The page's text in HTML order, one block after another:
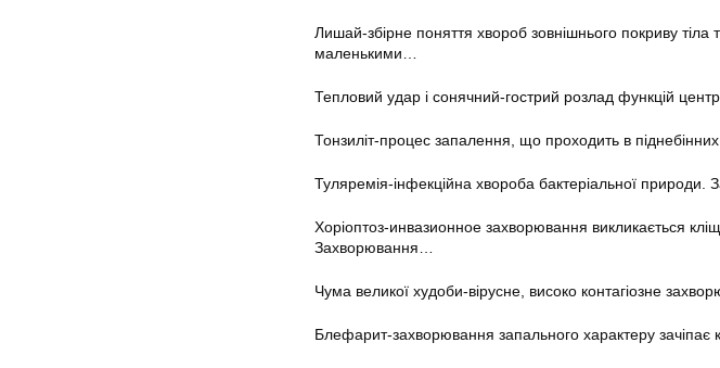
Лишай-збірне поняття хвороб зовнішнього покриву тіла
маленькими…
Тепловий удар і сонячний-гострий розлад функцій
Тонзиліт-процес запалення, що проходить в
Туляремія-інфекційна хвороба бактеріальної природи.
Хоріоптоз-инвазионное захворювання викликається
Захворювання…
Чума великої худоби-вірусне, високо контагіозне
Блефарит-захворювання запального характеру зачіпає